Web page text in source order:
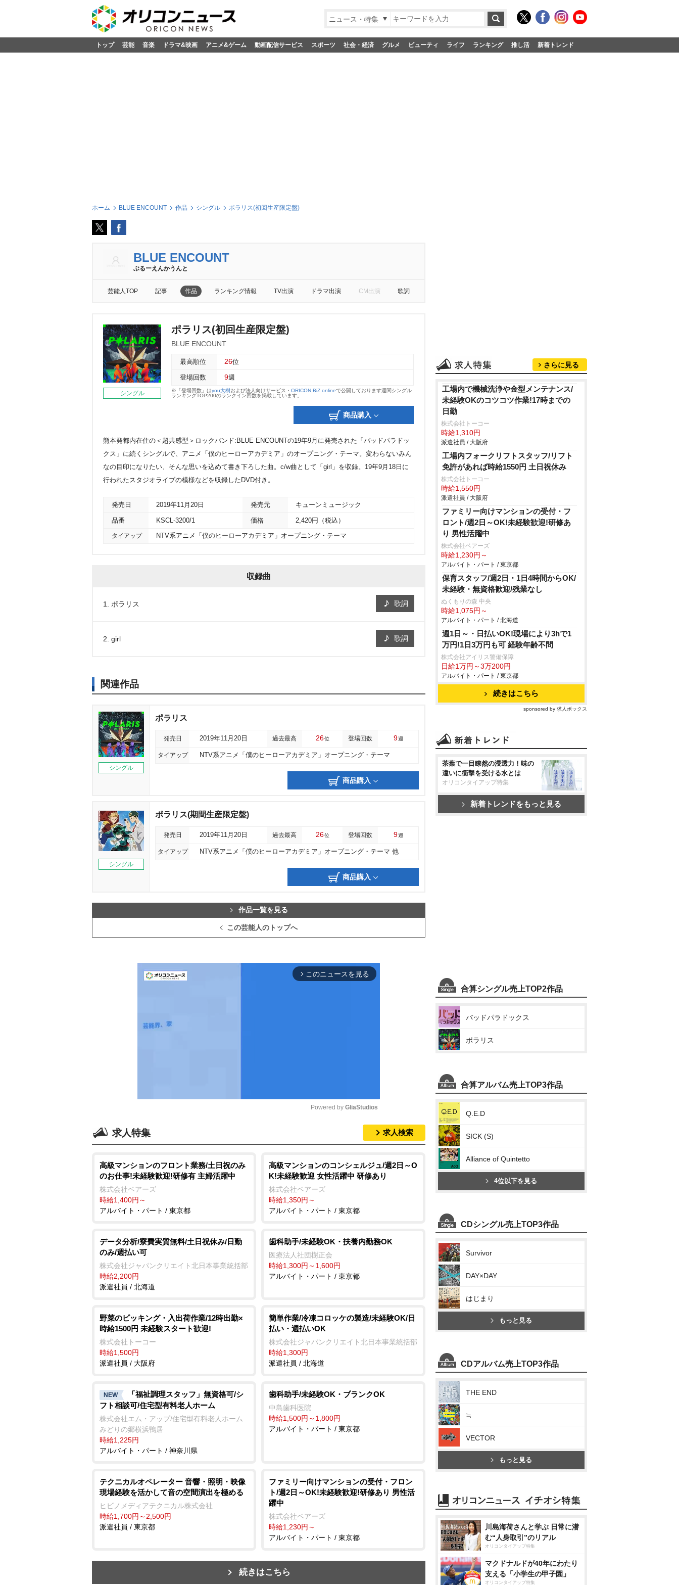
ニュース・特集
トップ 芸能 音楽 ドラマ&映画 アニメ&ゲーム 動画配信サービス スポーツ 社会・経済 グルメ ビューティ ライフ ランキング 推し活 新着トレンド
ホーム BLUE ENCOUNT 作品 シングル ポラリス(初回生産限定盤)
BLUE ENCOUNT
ぶるーえんかうんと
芸能人TOP 記事 作品 ランキング情報 TV出演 ドラマ出演 CM出演 歌詞
シングル
ポラリス(初回生産限定盤)
BLUE ENCOUNT
最高順位 26位
登場回数 9週
※「登場回数」はyou大樹および法人向けサービス・ ORICON BiZ onlineで公開しております週間シングル
ランキングTOP200のランクイン回数を掲載しています。
商品購入
熊本発都内在住の＜超共感型＞ロックバンド:BLUE ENCOUNTの19年9月に発売された「バッドパラドッ
クス」に続くシングルで、アニメ「僕のヒーローアカデミア」のオープニング・テーマ。変わらないみん
なの目印になりたい、そんな思いを込めて書き下ろした曲。c/w曲として「girl」を収録。19年9月18日に
行われたスタジオライブの模様などを収録したDVD付き。
発売日 2019年11月20日 発売元 キューンミュージック
品番 KSCL-3200/1 価格 2,420円（税込）
タイアップ NTV系アニメ「僕のヒーローアカデミア」オープニング・テーマ
収録曲
1. ポラリス 歌詞
2. girl 歌詞
関連作品
シングル
ポラリス
発売日 2019年11月20日 過去最高 26位 登場回数 9週
タイアップ NTV系アニメ「僕のヒーローアカデミア」オープニング・テーマ
商品購入
シングル
ポラリス(期間生産限定盤)
発売日 2019年11月20日 過去最高 26位 登場回数 9週
タイアップ NTV系アニメ「僕のヒーローアカデミア」オープニング・テーマ 他
商品購入
作品一覧を見る
この芸能人のトップへ
arrow_forward_ios このニュースを見る
t
e
Powered by GliaStudios
求人特集 求人検索
⾼級マンションのフロント業務/土日祝のみ
のお仕事!未経験歓迎!研修有 主婦活躍中
株式会社ベアーズ
時給1,400円～
アルバイト・パート / 東京都
高級マンションのコンシェルジュ/週2日～O
K!未経験歓迎 女性活躍中 研修あり
株式会社ベアーズ
時給1,350円～
アルバイト・パート / 東京都
データ分析/寮費実質無料/土日祝休み/日勤
のみ/週払い可
株式会社ジャパンクリエイト北日本事業統括部
時給2,200円
派遣社員 / 北海道
歯科助手/未経験OK・扶養内勤務OK
医療法人社団樹正会
時給1,300円～1,600円
アルバイト・パート / 東京都
野菜のピッキング・入出荷作業/12時出勤×
時給1500円 未経験スタート歓迎!
株式会社トーコー
時給1,500円
派遣社員 / 大阪府
簡単作業/冷凍コロッケの製造/未経験OK/日
払い・週払いOK
株式会社ジャパンクリエイト北日本事業統括部
時給1,300円
派遣社員 / 北海道
NEW
「福祉調理スタッフ」無資格可/シ
フト相談可/住宅型有料老人ホーム
株式会社エム・アップ/住宅型有料老人ホーム
みどりの郷横浜鴨居
時給1,225円
アルバイト・パート / 神奈川県
歯科助手/未経験OK・ブランクOK
中島歯科医院
時給1,500円～1,800円
アルバイト・パート / 東京都
テクニカルオペレーター 音響・照明・映像
現場経験を活かして音の空間演出を極める
ヒビノメディアテクニカル株式会社
時給1,700円～2,500円
派遣社員 / 東京都
ファミリー向けマンションの受付・フロン
ト/週2日～OK!未経験歓迎!研修あり 男性活
躍中
株式会社ベアーズ
時給1,230円～
アルバイト・パート / 東京都
続きはこちら
さらに見る
工場内で機械洗浄や金型メンテナンス/
未経験OKのコツコツ作業!17時までの
日勤
株式会社トーコー
時給1,310円
派遣社員 / 大阪府
工場内フォークリフトスタッフ/リフト
免許があれば時給1550円 土日祝休み
株式会社トーコー
時給1,550円
派遣社員 / 大阪府
ファミリー向けマンションの受付・フ
ロント/週2日～OK!未経験歓迎!研修あ
り 男性活躍中
株式会社ベアーズ
時給1,230円～
アルバイト・パート / 東京都
保育スタッフ/週2日・1日4時間からOK/
未経験・無資格歓迎/残業なし
ぬくもりの森 中央
時給1,075円～
アルバイト・パート / 北海道
週1日～・日払いOK!現場により3hで1
万円!1日3万円も可 経験年齢不問
株式会社アイリス警備保障
日給1万円～3万200円
アルバイト・パート / 東京都
続きはこちら
sponsored by 求人ボックス
茶葉で一目瞭然の浸透力！味の
違いに衝撃を受ける水とは
オリコンタイアップ特集
新着トレンドをもっと見る
合算シングル売上TOP2作品
バッドパラドックス
ポラリス
合算アルバム売上TOP3作品
Q.E.D
SICK (S)
Alliance of Quintetto
4位以下を見る
CDシングル売上TOP3作品
Survivor
DAY×DAY
はじまり
もっと見る
CDアルバム売上TOP3作品
THE END
≒
VECTOR
もっと見る
川島海荷さんと学ぶ 日常に潜
む“人身取引”のリアル
オリコンタイアップ特集
マクドナルドが40年にわたり
支える「小学生の甲子園」
オリコンタイアップ特集